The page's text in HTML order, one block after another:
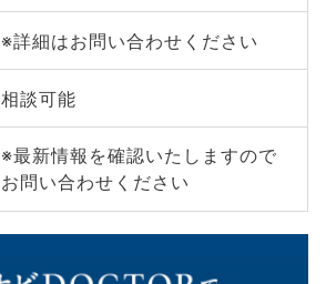
※詳細はお問い合わせください
相談可能
※最新情報を確認いたしますので
お問い合わせください